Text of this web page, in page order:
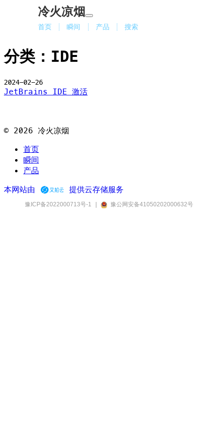
冷火凉烟
首页 瞬间 产品 搜索
分类：IDE
2024-02-26
JetBrains IDE 激活
© 2026 冷火凉烟
首页
瞬间
产品
本网站由
提供云存储服务
豫ICP备2022000713号-1 豫公网安备41050202000632号